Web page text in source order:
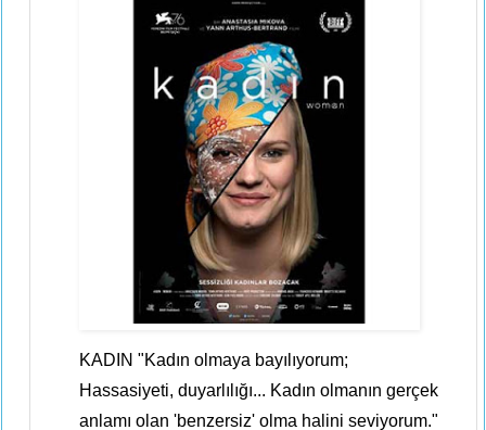
KADIN "Kadın olmaya bayılıyorum;
Hassasiyeti, duyarlılığı... Kadın olmanın gerçek
anlamı olan 'benzersiz' olma halini seviyorum."